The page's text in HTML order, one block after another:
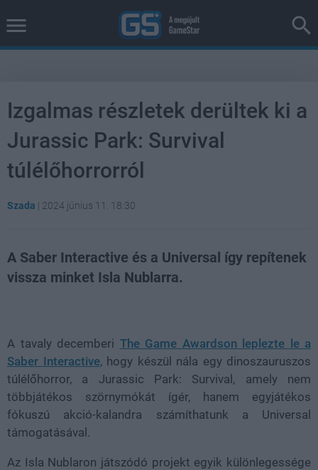
Izgalmas részletek derültek ki a
Jurassic Park: Survival
túlélőhorrorról
Szada | 2024 június 11. 18:30
A Saber Interactive és a Universal így repítenek
vissza minket Isla Nublarra.
A tavaly decemberi The Game Awardson leplezte le a
Saber Interactive, hogy készül nála egy dinoszauruszos
túlélőhorror, a Jurassic Park: Survival, amely nem
többjátékos szörnymókát ígér, hanem egyjátékos
fókuszú akció-kalandra számíthatunk a Universal
támogatásával.
Az Isla Nublaron játszódó projekt egyik különlegessége